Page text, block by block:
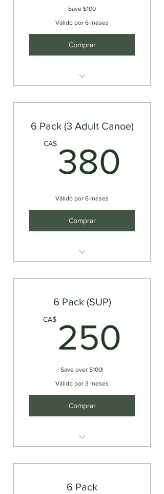
Save $100
Válido por 6 meses
Comprar
6 Pack (3 Adult Canoe)
CA$ 380
Válido por 6 meses
Comprar
6 Pack (SUP)
CA$ 250
Save over $100!
Válido por 3 meses
Comprar
(2 Hours)
6 Pack